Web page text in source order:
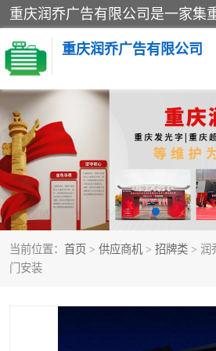
重庆润乔广告有限公司
当前位置： 首页 > 供应商机 > 招牌类 > 润
门安装
招牌类 发
灯箱类 形
标识标牌类 写
展架 条